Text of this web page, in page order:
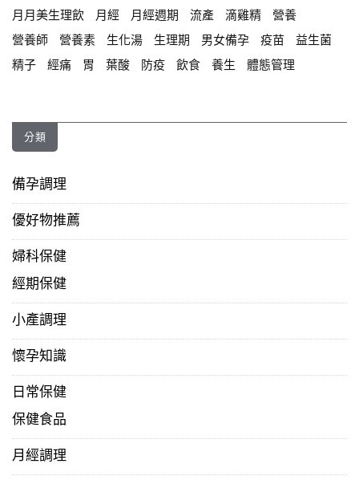
月月美生理飲
月經 月經週期 流產 滴雞精
營養
營養師
營養素 生化湯 生理期 男女備孕 疫苗
益生菌
精子
經痛 胃 葉酸 防疫 飲食 養生 體態管理
分類
備孕調理
優好物推薦
婦科保健
經期保健
小產調理
懷孕知識
日常保健
保健食品
月經調理